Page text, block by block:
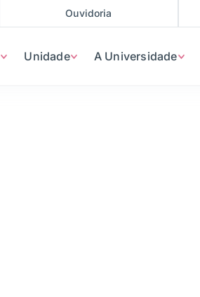
Ouvidoria
Unidade A Universidade